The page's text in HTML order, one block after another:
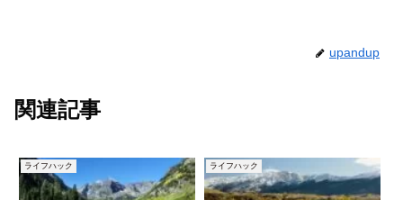
upandup
関連記事
ライフハック ライフハック